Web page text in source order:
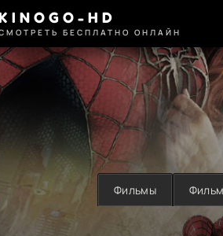
HD
БЕСПЛАТНО ОНЛАЙН
Фильмы